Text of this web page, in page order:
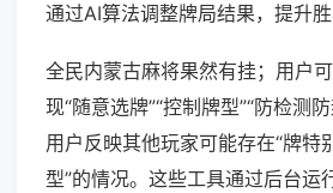
通过AI算法调整牌局结果，提升胜
全民内蒙古麻将果然有挂；用户
现“随意选牌”“控制牌型”“防检测
用户反映其他玩家可能存在“牌特
型”的情况。这些工具通过后台运